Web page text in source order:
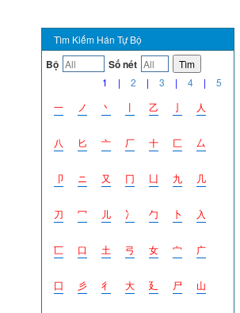
Tìm Kiếm Hán Tự Bộ
Bộ Số nét
Tìm
1
| 2 | 3 | 4 |
5
一
ノ 丶 丨 乙 亅 人
八 匕 亠 厂 十 匚 厶
卩 ニ 又 冂 凵 九 几
刀 冖 儿 冫 勹 卜 入
匸 口 土 弓 女 宀 广
囗 彡 彳 大 廴 尸 山